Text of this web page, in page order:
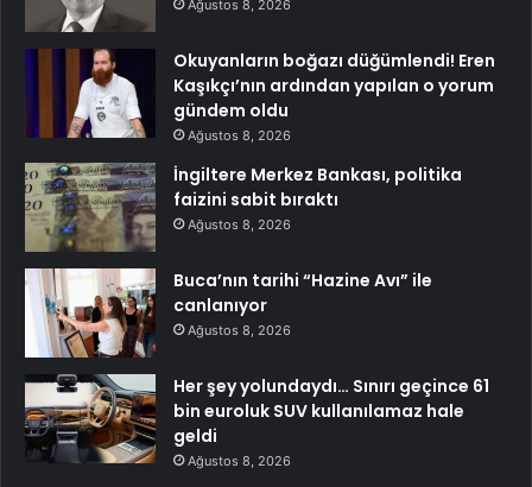
Ağustos 8, 2026
Okuyanların boğazı düğümlendi! Eren
Kaşıkçı’nın ardından yapılan o yorum
gündem oldu
Ağustos 8, 2026
İngiltere Merkez Bankası, politika
faizini sabit bıraktı
Ağustos 8, 2026
Buca’nın tarihi “Hazine Avı” ile
canlanıyor
Ağustos 8, 2026
Her şey yolundaydı… Sınırı geçince 61
bin euroluk SUV kullanılamaz hale
geldi
Ağustos 8, 2026